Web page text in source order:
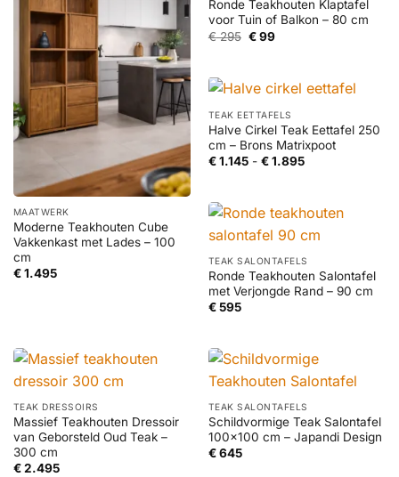
MAATWERK
Moderne Teakhouten Cube
Vakkenkast met Lades – 100
cm
€1.495
Ronde Teakhouten Klaptafel
voor Tuin of Balkon – 80 cm
€295 Oorspronkelijke
prijs
€99Huidige
TEAK EETTAFELS
Halve Cirkel Teak Eettafel 250
cm – Brons Matrixpoot
€1.145 - €1.895Prijsklasse:
TEAK SALONTAFELS
Ronde Teakhouten Salontafel
met Verjongde Rand – 90 cm
€595
TEAK DRESSOIRS
Massief Teakhouten Dressoir
van Geborsteld Oud Teak –
300 cm
€2.495
TEAK SALONTAFELS
Schildvormige Teak Salontafel
100×100 cm – Japandi Design
€645